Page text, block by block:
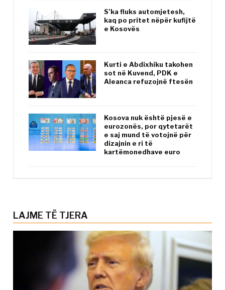
S’ka fluks automjetesh,
kaq po pritet nëpër kufijtë
e Kosovës
Kurti e Abdixhiku takohen
sot në Kuvend, PDK e
Aleanca refuzojnë ftesën
Kosova nuk është pjesë e
eurozonës, por qytetarët
e saj mund të votojnë për
dizajnin e ri të
kartëmonedhave euro
LAJME TË TJERA